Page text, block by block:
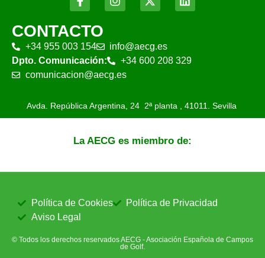
CONTACTO
+34 955 003 154
info@aecg.es
Dpto. Comunicación:
+34 600 208 329
comunicacion@aecg.es
Avda. República Argentina, 24 2ª planta , 41011. Sevilla
La AECG es miembro de:
© Todos los derechos reservados AECG - Asociación Española de Campos
de Golf.
Política de Cookies
Política de Privacidad
Aviso Legal